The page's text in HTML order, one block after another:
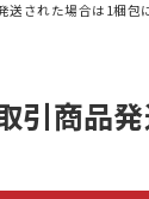
送された場合は1梱包
引商品